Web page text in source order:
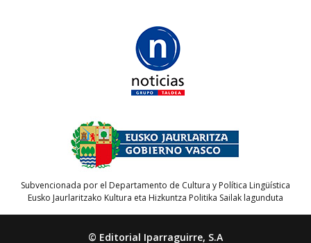
Subvencionada por el Departamento de Cultura y Política Lingüística
Eusko Jaurlaritzako Kultura eta Hizkuntza Politika Sailak lagunduta
© Editorial Iparraguirre, S.A